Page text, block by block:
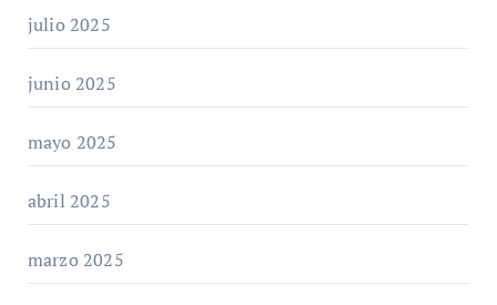
julio 2025
junio 2025
mayo 2025
abril 2025
marzo 2025